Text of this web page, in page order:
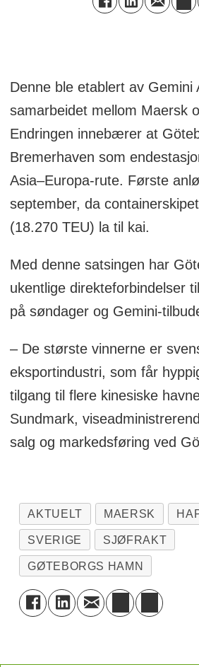
Denne ble etablert av Gemini
samarbeidet mellom Maersk
Endringen innebærer at
Bremerhaven som
Asia–Europa-rute. Første
september, da
(18.270 TEU) la til kai.
Med denne satsingen har
ukentlige direkteforbindelser
på søndager og Gemini-
– De største vinnerne er
eksportindustri, som får
tilgang til flere kinesiske
Sundmark,
salg og markedsføring ved
AKTUELT MAERSK
SVERIGE SJØFRAKT
GØTEBORGS HAMN